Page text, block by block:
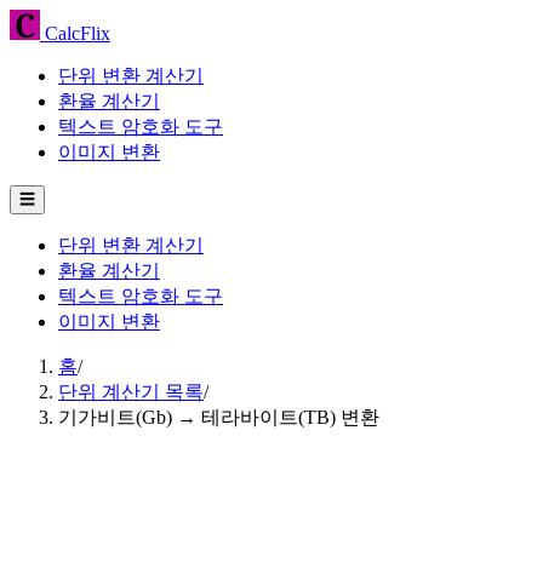
CalcFlix
단위 변환 계산기
환율 계산기
텍스트 암호화 도구
이미지 변환
☰
단위 변환 계산기
환율 계산기
텍스트 암호화 도구
이미지 변환
홈/
단위 계산기 목록/
기가비트(Gb) → 테라바이트(TB) 변환